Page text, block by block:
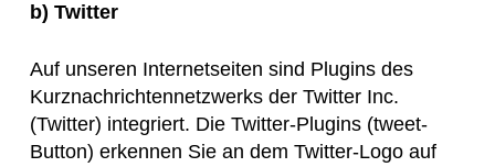
b) Twitter
Auf unseren Internetseiten sind Plugins des
Kurznachrichtennetzwerks der Twitter Inc.
(Twitter) integriert. Die Twitter-Plugins (tweet-
Button) erkennen Sie an dem Twitter-Logo auf